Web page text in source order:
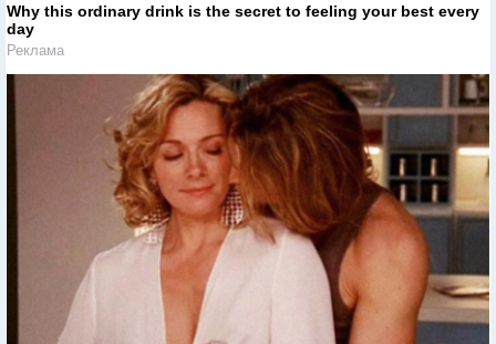
Why this ordinary drink is the secret to feeling your best every
day
Реклама